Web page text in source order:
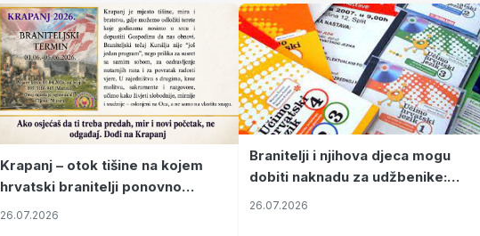
Krapanj – otok tišine na kojem
hrvatski branitelji ponovno
pronalaze mir
26.07.2026
Branitelji i njihova djeca mogu
dobiti naknadu za udžbenike:
zahtjevi se podnose do 31.
26.07.2026